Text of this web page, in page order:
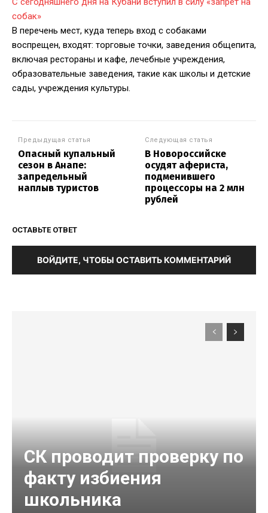
собак»
В перечень мест, куда теперь вход с собаками
воспрещен, входят: торговые точки, заведения общепита,
включая рестораны и кафе, лечебные учреждения,
образовательные заведения, такие как школы и детские
сады, учреждения культуры.
Предыдущая статья
Опасный купальный
сезон в Анапе:
запредельный
наплыв туристов
Следующая статья
В Новороссийске
осудят афериста,
подменившего
процессоры на 2 млн
рублей
ОСТАВЬТЕ ОТВЕТ
ВОЙДИТЕ, ЧТОБЫ ОСТАВИТЬ КОММЕНТАРИЙ
СК проводит проверку по
факту избиения
школьника